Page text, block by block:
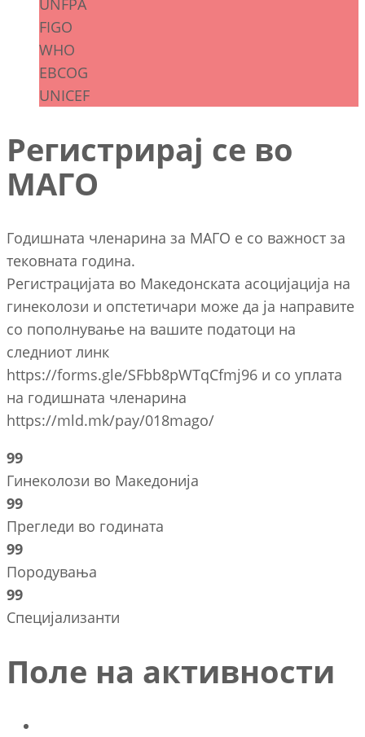
FIGO
WHO
EBCOG
UNICEF
Регистрирај се во
МАГО
Годишната членарина за МАГО е со важност за
тековната година.
Регистрацијата во Македонската асоцијација на
гинеколози и опстетичари може да ја направите
со пополнување на вашите податоци на
следниот линк
https://forms.gle/SFbb8pWTqCfmj96 и со уплата
на годишната членарина
https://mld.mk/pay/018mago/
99
Гинеколози во Македонија
99
Прегледи во годината
99
Породувања
99
Специјализанти
Поле на активности